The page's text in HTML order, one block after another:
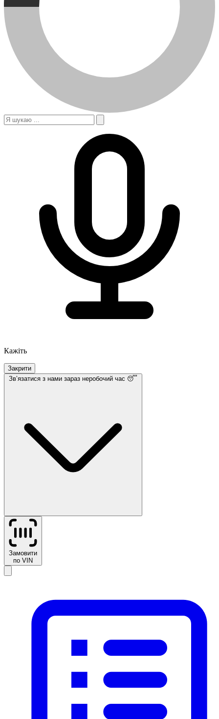
Кажіть
Закрити
Звʼязатися з нами зараз неробочий час 😴
Замовити
по VIN